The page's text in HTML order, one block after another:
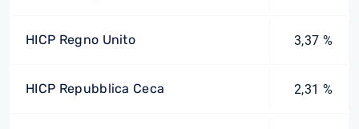
HICP Regno Unito 3,37 %
HICP Repubblica Ceca 2,31 %